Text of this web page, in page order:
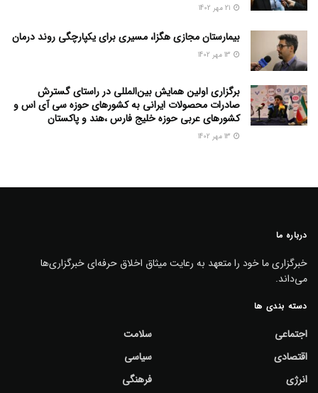
بیمارستان مجازی هگزا، مسیری برای یکپارچگی روند درمان
برگزاری اولین همایش بین‌المللی در راستای گسترش
صادرات محصولات ایرانی به کشورهای حوزه سی آی اس و
کشورهای عربی حوزه خلیج فارس ،هند و پاکستان
درباره ما
خبرگزاری ما خود را متعهد به رعایت میثاق اخلاق حرفه‌ای خبرگزاری‌ها
می‌داند.
دسته بندی ها
اجتماعی
اقتصادی
انرژی
سلامت
سیاسی
فرهنگی